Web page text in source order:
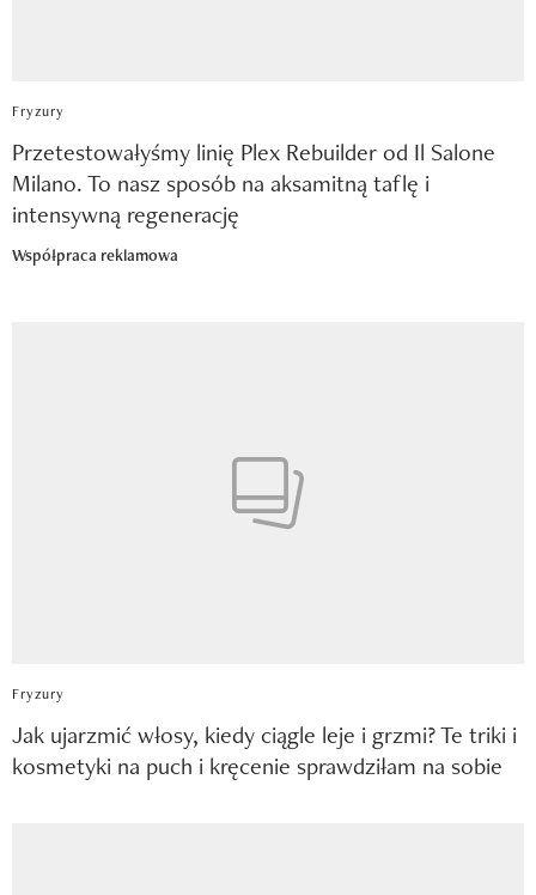
Fryzury
Przetestowałyśmy linię Plex Rebuilder od Il Salone
Milano. To nasz sposób na aksamitną taflę i
intensywną regenerację
Współpraca reklamowa
Fryzury
Jak ujarzmić włosy, kiedy ciągle leje i grzmi? Te triki i
kosmetyki na puch i kręcenie sprawdziłam na sobie